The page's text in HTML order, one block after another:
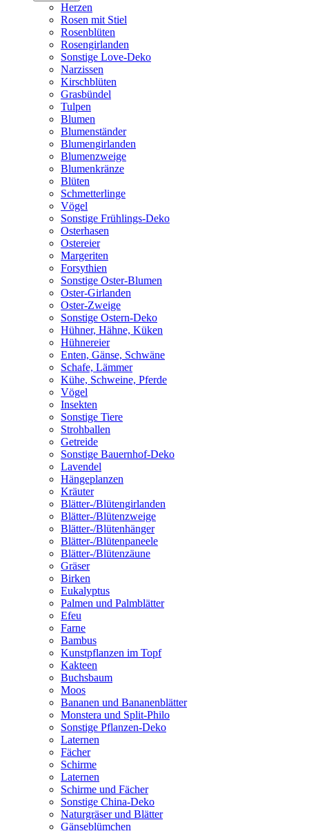
Herzen
Rosen mit Stiel
Rosenblüten
Rosengirlanden
Sonstige Love-Deko
Narzissen
Kirschblüten
Grasbündel
Tulpen
Blumen
Blumenständer
Blumengirlanden
Blumenzweige
Blumenkränze
Blüten
Schmetterlinge
Vögel
Sonstige Frühlings-Deko
Osterhasen
Ostereier
Margeriten
Forsythien
Sonstige Oster-Blumen
Oster-Girlanden
Oster-Zweige
Sonstige Ostern-Deko
Hühner, Hähne, Küken
Hühnereier
Enten, Gänse, Schwäne
Schafe, Lämmer
Kühe, Schweine, Pferde
Vögel
Insekten
Sonstige Tiere
Strohballen
Getreide
Sonstige Bauernhof-Deko
Lavendel
Hängeplanzen
Kräuter
Blätter-/Blütengirlanden
Blätter-/Blütenzweige
Blätter-/Blütenhänger
Blätter-/Blütenpaneele
Blätter-/Blütenzäune
Gräser
Birken
Eukalyptus
Palmen und Palmblätter
Efeu
Farne
Bambus
Kunstpflanzen im Topf
Kakteen
Buchsbaum
Moos
Bananen und Bananenblätter
Monstera und Split-Philo
Sonstige Pflanzen-Deko
Laternen
Fächer
Schirme
Laternen
Schirme und Fächer
Sonstige China-Deko
Naturgräser und Blätter
Gänseblümchen